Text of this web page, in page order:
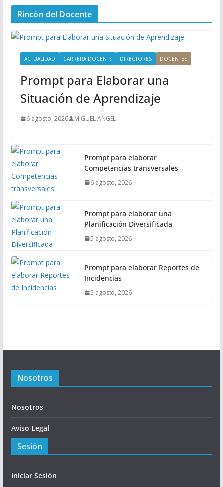
n
P
Rincón del Docente
ACTUALIDAD CARRERA DOCENTE DIRECTORES DOCENTES
Prompt para Elaborar una
Situación de Aprendizaje
6 agosto, 2026 MIGUEL ANGEL
Prompt para elaborar
Competencias transversales
6 agosto, 2026
Prompt para elaborar una
Planificación Diversificada
5 agosto, 2026
Prompt para elaborar Reportes de
Incidencias
5 agosto, 2026
Nosotros
Nosotros
Aviso Legal
Sesión
Iniciar Sesión